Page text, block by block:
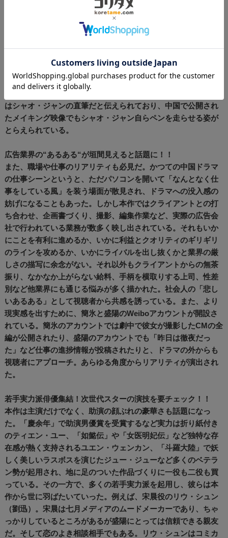
オ・ジャンは盛陽のパソコンに入っているプロ御用達のアプリ
ケーションを使いこなし、監督らを驚かせたそう。インタビュ
ーでも「デザイナーのDNAが疼いた」と話すほどである。デザ
いに中国の視聴者の間では「“もしもシャオ・ジャンが俳優にな
らなかったら” というパラレルワールドを見ているようだ」と
話題になった。ちなみに劇中に登場する手書きイラストの一部
はシャオ・ジャンの直筆だと伝えられており、中国で公開され
たメイキング映像でもシャオ・ジャン自らペンを走らせる姿が
とらえられている。
広告業界の“あるある“が垣間見えると話題に！！
また、職場や仕事のリアリティも必見だ。かつての中国ドラマ
の仕事シーンというと、ただパソコンを開いて「なんとなく仕
事をしている風」を装う場面が散見され、ドラマへの没入感の
妨げになることもあった。しかし本作ではクライアントとの打
ち合わせ、企画書づくり、撮影、編集作業など、実際の広告会
社で行われている業務が数多く映し出されている。それもいか
にことを有利に進めるか、いかに利益とクオリティのギリギリ
のラインを攻めるか、いかにライバルを出し抜くかと業界の厳
しさの描写に余念がない。それ以外もクライアントからの無茶
振り、なかなか上がらない給料、手柄を横取りする上司、性差
別など他業界にも通じる悩みが多く描かれた。社会人の「悲し
いあるある」として視聴者から共感を誘っている。また、より
現実感を出すために、簡氷と盛陽のWeiboアカウントが開設さ
れている。簡氷のアカウントでは劇中で彼女が撮影したCMの全
編が公開されたり、盛陽のアカウントでも「昨日は徹夜だっ
た」など仕事の進捗情報が投稿されたりと、ドラマの外からも
視聴者にアプローチ。あらゆる角度からリアリティが演出され
た。
若手実力派俳優集結！次世代スターの演技を要チェック！！
本作は主演だけでなく、助演の顔ぶれの豪華さも話題になっ
た。「慶余年」で助演男優賞を受賞するなど実力は折り紙付き
のティエン・ユー、「如懿伝」や「女医明妃伝」など独特な存
在感が熱く支持されるユエン・ウェンカン、「斗羅大陸」で妖
しく美しいラスボスを演じたジュー・ジューなど多くのベテラ
ン勢が起用され、地に足のついた作品づくりに一役も二役も買
っている。その一方で、多くの若手実力派を起用し、彼らは本
作から世に羽ばたいていった。例えば、宋晨役のリウ・シュン
（劉迅）。宋晨は七月メディアのムードメーカーであり、ちゃ
っかりしているところがあるが盛陽にとっては信頼できる親友
だ。そして恋のよき相談相手でもある。リウ・シュンはコミカ